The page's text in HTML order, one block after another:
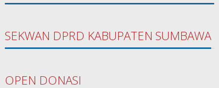
SEKWAN DPRD KABUPATEN SUMBAWA
OPEN DONASI